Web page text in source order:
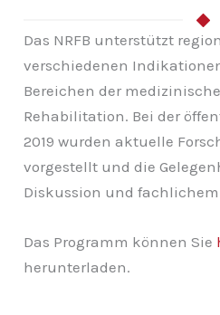
Das NRFB unterstützt
verschiedenen
Bereichen der
Rehabilitation. Bei der
2019 wurden aktuelle
vorgestellt und die
Diskussion und
Das Programm können Sie
herunterladen.